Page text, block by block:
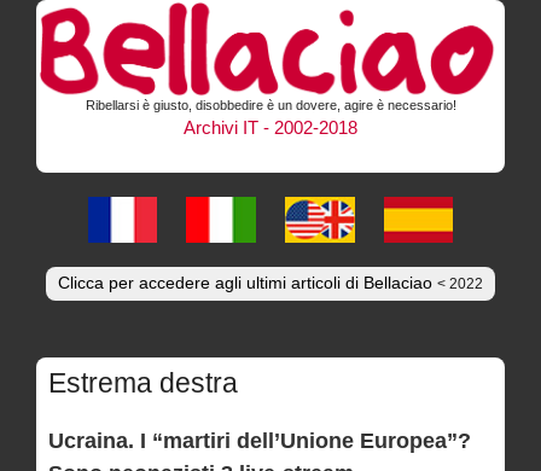
Ribellarsi è giusto, disobbedire è un dovere, agire è necessario!
Archivi IT - 2002-2018
Clicca per accedere agli ultimi articoli di Bellaciao < 2022
Estrema destra
Ucraina. I “martiri dell’Unione Europea”?